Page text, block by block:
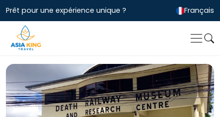
Prêt pour une expérience unique ? Français